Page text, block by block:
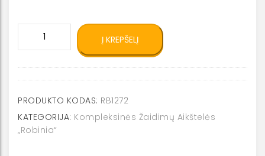
medienos
ROBINIA
laipiojimo
ir
balansiniai
Į KREPŠELĮ
PRODUKTO KODAS: RB1272
KATEGORIJA: Kompleksinės Žaidimų Aikštelės
„Robinia“